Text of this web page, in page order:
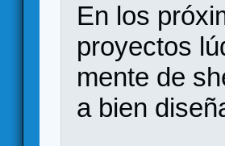
En los
proyectos
mente de
a bien